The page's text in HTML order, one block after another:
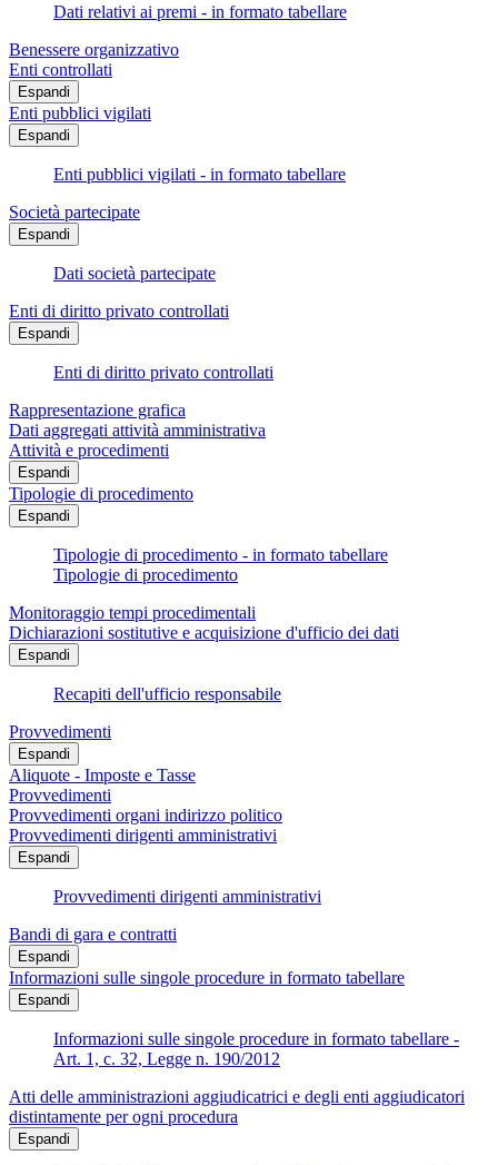
Dati relativi ai premi - in formato tabellare
Benessere organizzativo
Enti controllati
Espandi
Enti pubblici vigilati
Espandi
Enti pubblici vigilati - in formato tabellare
Società partecipate
Espandi
Dati società partecipate
Enti di diritto privato controllati
Espandi
Enti di diritto privato controllati
Rappresentazione grafica
Dati aggregati attività amministrativa
Attività e procedimenti
Espandi
Tipologie di procedimento
Espandi
Tipologie di procedimento - in formato tabellare
Tipologie di procedimento
Monitoraggio tempi procedimentali
Dichiarazioni sostitutive e acquisizione d'ufficio dei dati
Espandi
Recapiti dell'ufficio responsabile
Provvedimenti
Espandi
Aliquote - Imposte e Tasse
Provvedimenti
Provvedimenti organi indirizzo politico
Provvedimenti dirigenti amministrativi
Espandi
Provvedimenti dirigenti amministrativi
Bandi di gara e contratti
Espandi
Informazioni sulle singole procedure in formato tabellare
Espandi
Informazioni sulle singole procedure in formato tabellare -
Art. 1, c. 32, Legge n. 190/2012
Atti delle amministrazioni aggiudicatrici e degli enti aggiudicatori
distintamente per ogni procedura
Espandi